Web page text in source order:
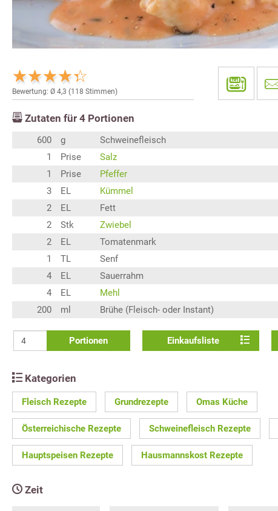
Bewertung: Ø 4,3 (118 Stimmen)
Zutaten für 4 Portionen
600 g
Schweinefleisch
1
Prise
Salz
1
Prise
Pfeffer
3
EL
Kümmel
2
EL
Fett
2
Stk
Zwiebel
2
EL
Tomatenmark
1
TL
Senf
4
EL
Sauerrahm
4
EL
Mehl
200
ml Brühe (Fleisch- oder Instant)
Portionen Einkaufsliste
Kategorien
Fleisch Rezepte Grundrezepte Omas Küche
Österreichische Rezepte Schweinefleisch Rezepte
Hauptspeisen Rezepte Hausmannskost Rezepte
Zeit